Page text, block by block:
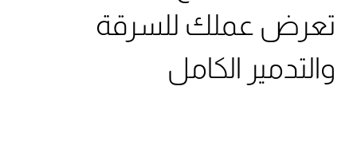
تعرض عملك للسرقة
والتدمير الكامل